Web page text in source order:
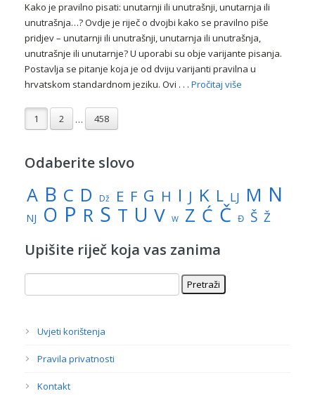
Kako je pravilno pisati: unutarnji ili unutrašnji, unutarnja ili
unutrašnja…? Ovdje je riječ o dvojbi kako se pravilno piše
pridjev – unutarnji ili unutrašnji, unutarnja ili unutrašnja,
unutrašnje ili unutarnje? U uporabi su obje varijante pisanja.
Postavlja se pitanje koja je od dviju varijanti pravilna u
hrvatskom standardnom jeziku. Ovi . . . Pročitaj više
1 2 … 458
Odaberite slovo
A B C D Dž E F G H I J K L LJ M N
NJ O P R S T U V W Z Ć Č Đ Š Ž
Upišite riječ koja vas zanima
Uvjeti korištenja
Pravila privatnosti
Kontakt